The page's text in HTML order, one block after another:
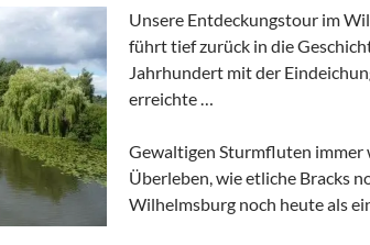
Unsere Entdeckungstour im
führt tief zurück in die
Jahrhundert mit der
erreichte …
Gewaltigen Sturmfluten immer
Überleben, wie etliche Bracks
Wilhelmsburg noch heute als